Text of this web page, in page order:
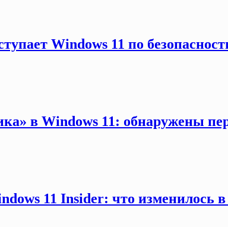
Windows 11 по
в Windows 11: обнаружены
11 Insider: что изменилось